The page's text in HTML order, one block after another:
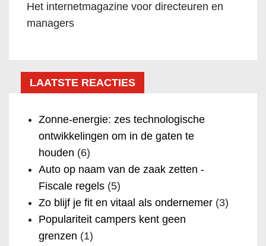
Het internetmagazine voor directeuren en
managers
LAATSTE REACTIES
Zonne-energie: zes technologische
ontwikkelingen om in de gaten te
houden (6)
Auto op naam van de zaak zetten -
Fiscale regels (5)
Zo blijf je fit en vitaal als ondernemer (3)
Populariteit campers kent geen
grenzen (1)